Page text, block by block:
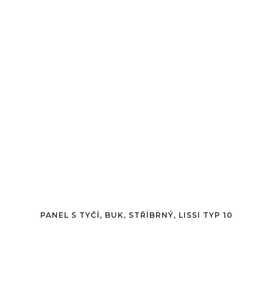
PANEL S TYČÍ, BUK, STŘÍBRNÝ, LISSI TYP 10